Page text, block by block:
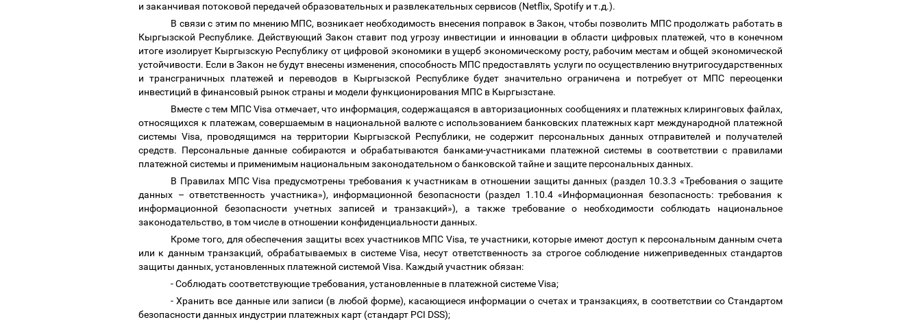
и заканчивая потоковой передачей образовательных и развлекательных сервисов (Netflix, Spotify и т.д.).
В связи с этим по мнению МПС, возникает необходимость внесения поправок в Закон, чтобы позволить МПС продолжать работать в
Кыргызской Республике. Действующий Закон ставит под угрозу инвестиции и инновации в области цифровых платежей, что в конечном
итоге изолирует Кыргызскую Республику от цифровой экономики в ущерб экономическому росту, рабочим местам и общей экономической
устойчивости. Если в Закон не будут внесены изменения, способность МПС предоставлять услуги по осуществлению внутригосударственных
и трансграничных платежей и переводов в Кыргызской Республике будет значительно ограничена и потребует от МПС переоценки
инвестиций в финансовый рынок страны и модели функционирования МПС в Кыргызстане.
Вместе с тем МПС Visa отмечает, что информация, содержащаяся в авторизационных сообщениях и платежных клиринговых файлах,
относящихся к платежам, совершаемым в национальной валюте с использованием банковских платежных карт международной платежной
системы Visa, проводящимся на территории Кыргызской Республики, не содержит персональных данных отправителей и получателей
средств. Персональные данные собираются и обрабатываются банками-участниками платежной системы в соответствии с правилами
платежной системы и применимым национальным законодательном о банковской тайне и защите персональных данных.
В Правилах МПС Visa предусмотрены требования к участникам в отношении защиты данных (раздел 10.3.3 «Требования о защите
данных – ответственность участника»), информационной безопасности (раздел 1.10.4 «Информационная безопасность: требования к
информационной безопасности учетных записей и транзакций»), а также требование о необходимости соблюдать национальное
законодательство, в том числе в отношении конфиденциальности данных.
Кроме того, для обеспечения защиты всех участников МПС Visa, те участники, которые имеют доступ к персональным данным счета
или к данным транзакций, обрабатываемых в системе Visa, несут ответственность за строгое соблюдение нижеприведенных стандартов
защиты данных, установленных платежной системой Visa. Каждый участник обязан:
- Соблюдать соответствующие требования, установленные в платежной системе Visa;
- Хранить все данные или записи (в любой форме), касающиеся информации о счетах и транзакциях, в соответствии со Стандартом
безопасности данных индустрии платежных карт (стандарт PCI DSS);